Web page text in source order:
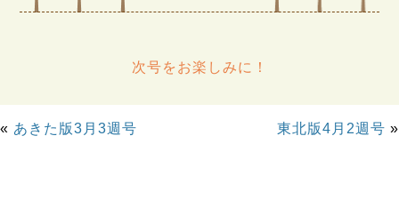
次号をお楽しみに！
« あきた版3月3週号 東北版4月2週号 »